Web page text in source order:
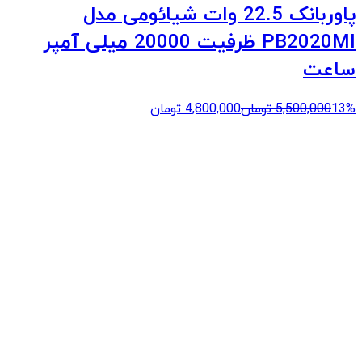
پاوربانک 22.5 وات شیائومی مدل
PB2020MI ظرفیت 20000 میلی آمپر
ساعت
13%
5,500,000 تومان4,800,000 تومان